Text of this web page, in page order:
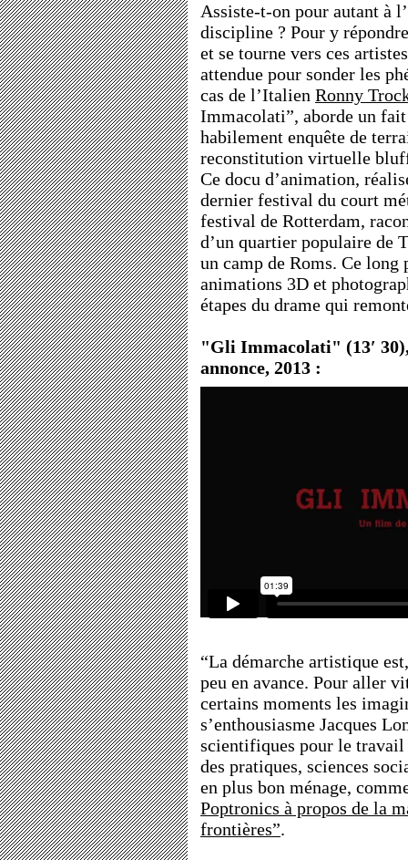
Assiste-t-on pour autant à
discipline ? Pour y
et se tourne vers ces
attendue pour sonder les
cas de l’Italien Ronny
Immacolati”, aborde un
habilement enquête de
reconstitution virtuelle
Ce docu d’animation,
dernier festival du court
festival de Rotterdam,
d’un quartier populaire de
un camp de Roms. Ce long
animations 3D et
étapes du drame qui
"Gli Immacolati" (13′
annonce, 2013 :
“La démarche artistique
peu en avance. Pour aller
certains moments les
s’enthousiasme Jacques
scientifiques pour le
des pratiques, sciences
en plus bon ménage,
Poptronics à propos de la
frontières”.